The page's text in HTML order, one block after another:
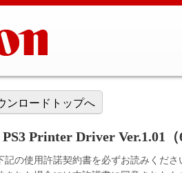
ンロードトップへ
Printer Driver Ver.1.01
記の使用許諾契約書を必ずお読みくださ